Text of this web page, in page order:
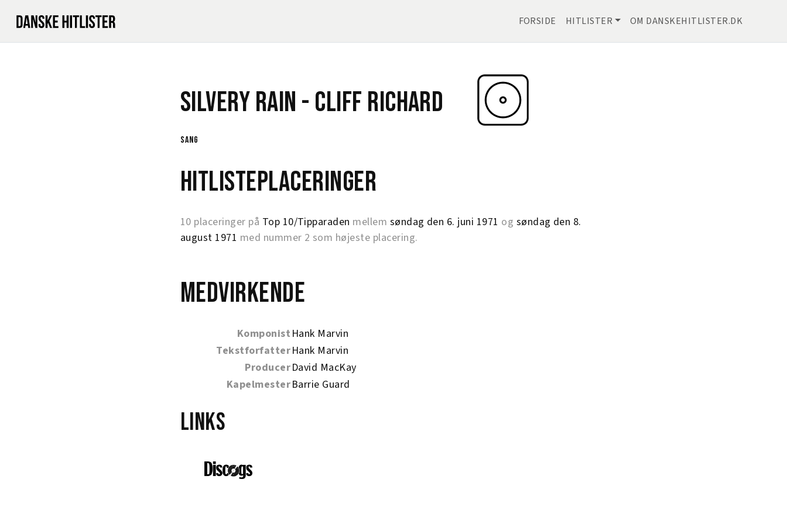
FORSIDE HITLISTER OM DANSKEHITLISTER.DK
Silvery Rain - Cliff Richard
sang
Hitlisteplaceringer
10 placeringer på Top 10/Tipparaden mellem søndag den 6. juni 1971 og søndag den 8.
august 1971 med nummer 2 som højeste placering.
Medvirkende
Komponist Hank Marvin
TekstforfatterHank Marvin
ProducerDavid MacKay
KapelmesterBarrie Guard
Links